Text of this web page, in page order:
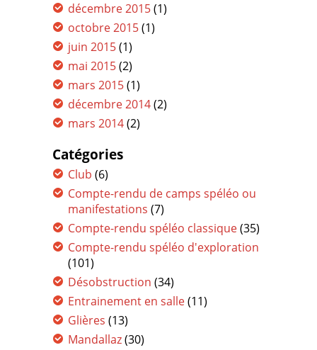
décembre 2015(1)
octobre 2015(1)
juin 2015(1)
mai 2015(2)
mars 2015(1)
décembre 2014(2)
mars 2014(2)
Catégories
Club (6)
Compte-rendu de camps spéléo ou
manifestations (7)
Compte-rendu spéléo classique(35)
Compte-rendu spéléo d'exploration
(101)
Désobstruction (34)
Entrainement en salle(11)
Glières (13)
Mandallaz(30)